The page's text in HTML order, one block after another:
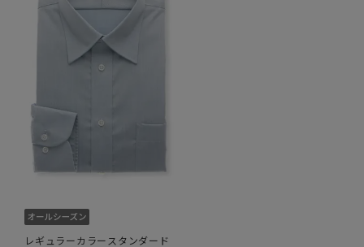
レギュラーカラースタンダード